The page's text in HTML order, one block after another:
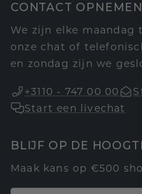
CONTACT OPNEMEN
We zijn elke
onze chat of
en zondag zijn we
+3110 - 747 00 00
Start een livechat
BLIJF OP DE
Maak kans op €500